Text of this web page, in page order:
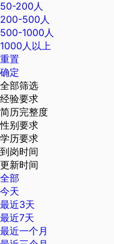
50-200人
200-500人
500-1000人
1000人以上
重置
确定
全部筛选
经验要求
简历完整度
性别要求
学历要求
到岗时间
更新时间
全部
今天
最近3天
最近7天
最近一个月